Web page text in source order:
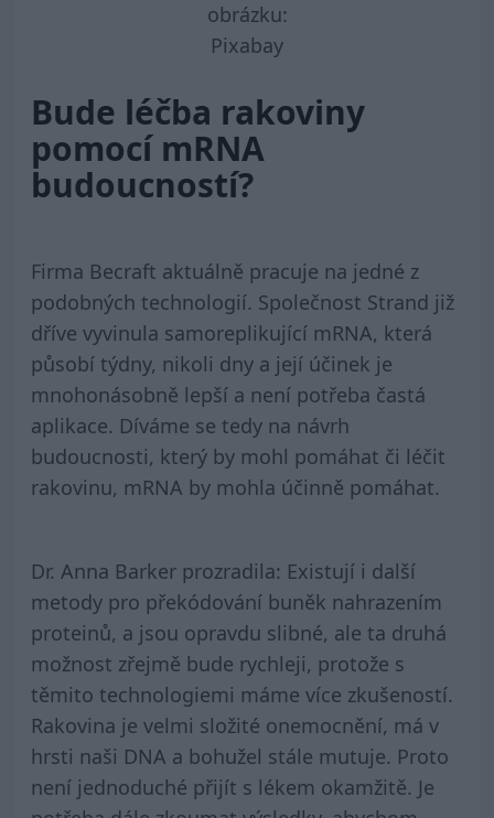
obrázku:
Pixabay
Bude léčba rakoviny
pomocí mRNA
budoucností?
Firma Becraft aktuálně pracuje na jedné z
podobných technologií. Společnost Strand již
dříve vyvinula samoreplikující mRNA, která
působí týdny, nikoli dny a její účinek je
mnohonásobně lepší a není potřeba častá
aplikace. Díváme se tedy na návrh
budoucnosti, který by mohl pomáhat či léčit
rakovinu, mRNA by mohla účinně pomáhat.
Dr. Anna Barker prozradila: Existují i další
metody pro překódování buněk nahrazením
proteinů, a jsou opravdu slibné, ale ta druhá
možnost zřejmě bude rychleji, protože s
těmito technologiemi máme více zkušeností.
Rakovina je velmi složité onemocnění, má v
hrsti naši DNA a bohužel stále mutuje. Proto
není jednoduché přijít s lékem okamžitě. Je